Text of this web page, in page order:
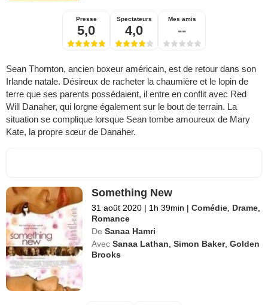
Presse
5,0
Spectateurs
4,0
Mes amis
--
Sean Thornton, ancien boxeur américain, est de retour dans son
Irlande natale. Désireux de racheter la chaumière et le lopin de
terre que ses parents possédaient, il entre en conflit avec Red
Will Danaher, qui lorgne également sur le bout de terrain. La
situation se complique lorsque Sean tombe amoureux de Mary
Kate, la propre sœur de Danaher.
Something New
31 août 2020 | 1h 39min | Comédie Drame
Romance
De Sanaa Hamri
Avec Sanaa Lathan ,Simon Baker,Golden
Brooks